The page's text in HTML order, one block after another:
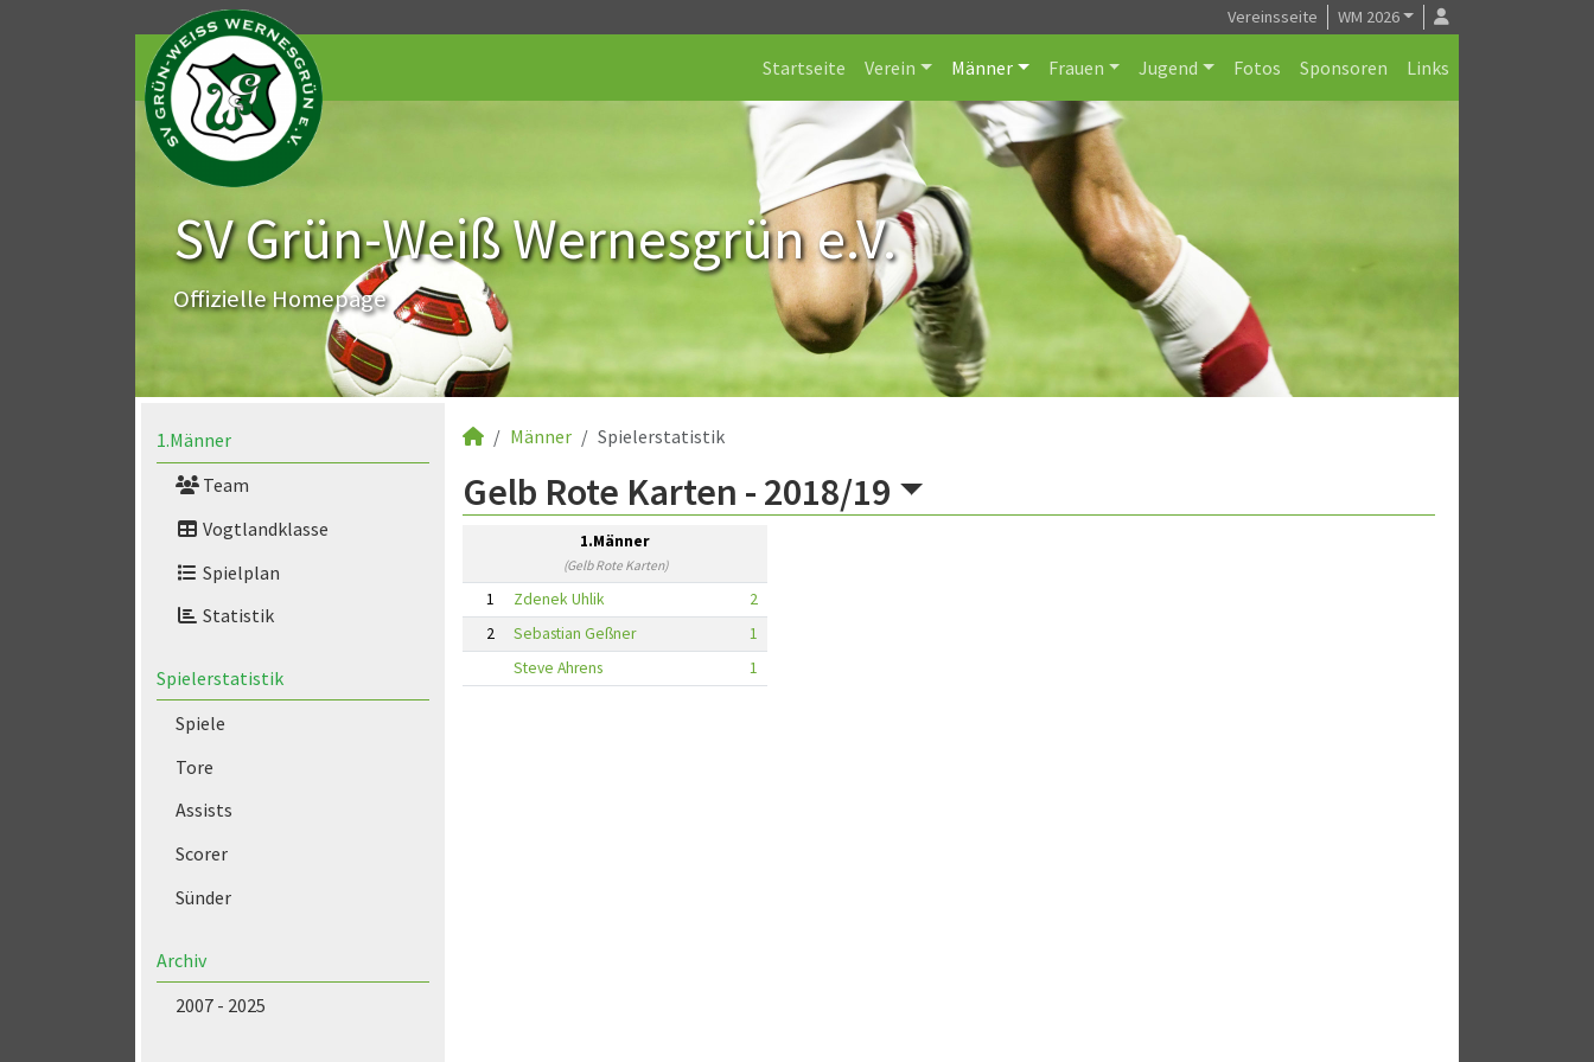
Vereinsseite WM 2026
Startseite Verein Männer Frauen Jugend Fotos Sponsoren Links
SV Grün-Weiß Wernesgrün e.V.
Offizielle Homepage
1.Männer
Team
Vogtlandklasse
Spielplan
Statistik
Spielerstatistik
Spiele
Tore
Assists
Scorer
Sünder
Archiv
2007 - 2025
Männer Spielerstatistik
Gelb Rote Karten - 2018/19
1.Männer
(Gelb Rote Karten)
1 Zdenek Uhlik
2
2
Sebastian Geßner
1
Steve Ahrens
1